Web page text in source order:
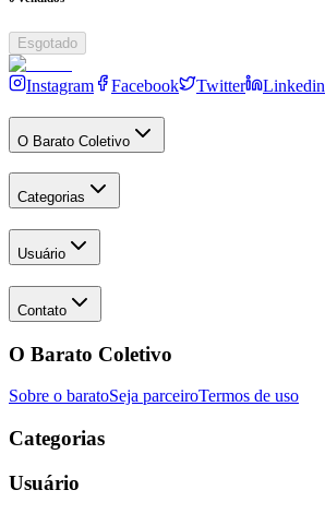
Esgotado
Instagram Facebook Twitter Linkedin
O Barato Coletivo
Categorias
Usuário
Contato
O Barato Coletivo
Sobre o baratoSeja parceiroTermos de uso
Categorias
Usuário